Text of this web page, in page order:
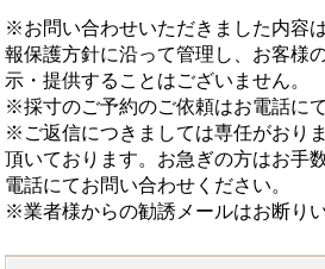
※お問い合わせいただきました内容
報保護方針に沿って管理し、お客様
示・提供することはございません。
※採寸のご予約のご依頼はお電話に
※ご返信につきましては専任がおり
頂いております。お急ぎの方はお手
電話にてお問い合わせください。
※業者様からの勧誘メールはお断り